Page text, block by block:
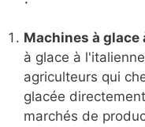
Machines à glace
à glace à
agriculteurs qui
glacée
marchés de